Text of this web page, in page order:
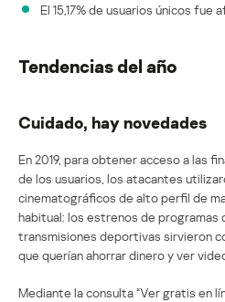
El 15,17% de usuarios únicos fue
Tendencias del año
Cuidado, hay novedades
En 2019, para obtener acceso a las
de los usuarios, los atacantes
cinematográficos de alto perfil de
habitual: los estrenos de programas
transmisiones deportivas sirvieron
que querían ahorrar dinero y ver
Mediante la consulta “Ver gratis en